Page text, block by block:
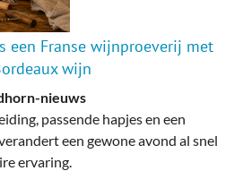
een Franse wijnproeverij met
wijn
nieuws
passende hapjes en een
een gewone avond al snel
ervaring.